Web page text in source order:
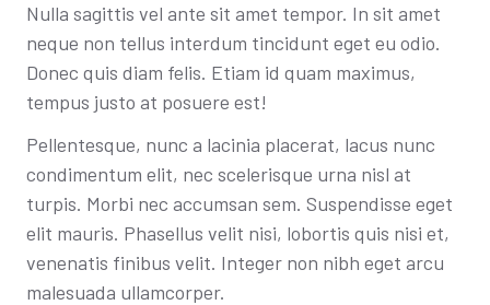
Nulla sagittis vel ante sit amet tempor. In sit amet
neque non tellus interdum tincidunt eget eu odio.
Donec quis diam felis. Etiam id quam maximus,
tempus justo at posuere est!
Pellentesque, nunc a lacinia placerat, lacus nunc
condimentum elit, nec scelerisque urna nisl at
turpis. Morbi nec accumsan sem. Suspendisse eget
elit mauris. Phasellus velit nisi, lobortis quis nisi et,
venenatis finibus velit. Integer non nibh eget arcu
malesuada ullamcorper.